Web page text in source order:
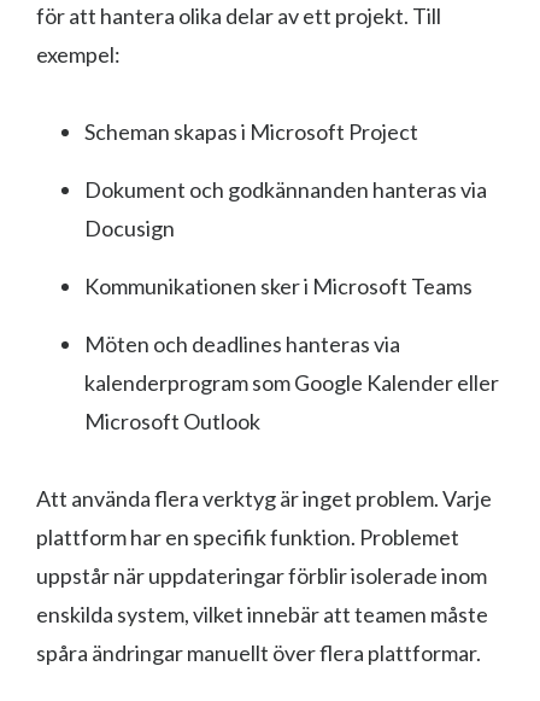
för att hantera olika delar av ett projekt. Till
exempel:
Scheman skapas i Microsoft Project
Dokument och godkännanden hanteras via
Docusign
Kommunikationen sker i Microsoft Teams
Möten och deadlines hanteras via
kalenderprogram som Google Kalender eller
Microsoft Outlook
Att använda flera verktyg är inget problem. Varje
plattform har en specifik funktion. Problemet
uppstår när uppdateringar förblir isolerade inom
enskilda system, vilket innebär att teamen måste
spåra ändringar manuellt över flera plattformar.